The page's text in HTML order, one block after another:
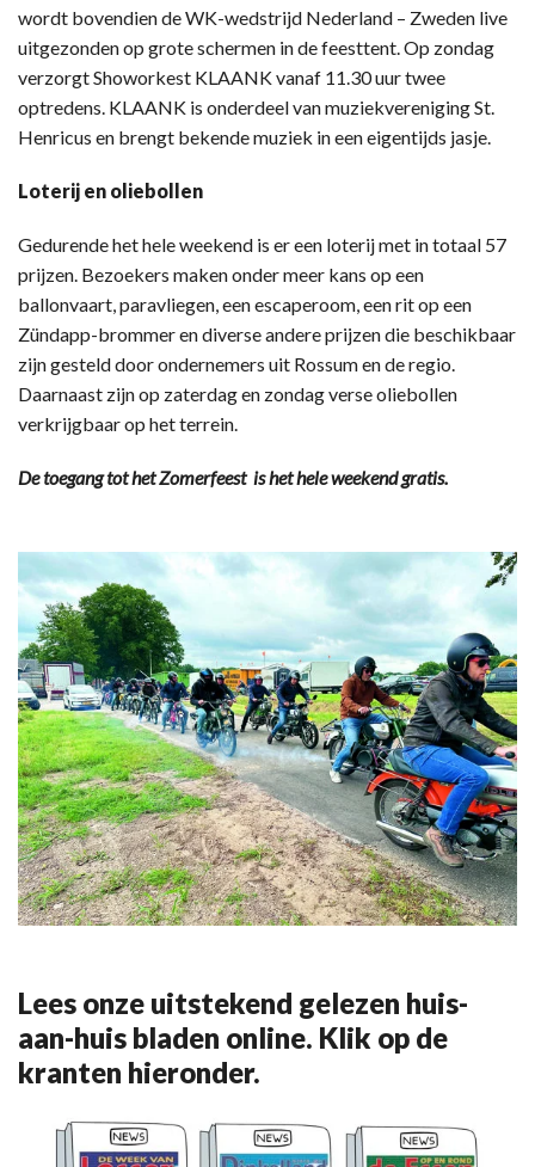
wordt bovendien de WK-wedstrijd Nederland – Zweden live
uitgezonden op grote schermen in de feesttent. Op zondag
verzorgt Showorkest KLAANK vanaf 11.30 uur twee
optredens. KLAANK is onderdeel van muziekvereniging St.
Henricus en brengt bekende muziek in een eigentijds jasje.
Loterij en oliebollen
Gedurende het hele weekend is er een loterij met in totaal 57
prijzen. Bezoekers maken onder meer kans op een
ballonvaart, paravliegen, een escaperoom, een rit op een
Zündapp-brommer en diverse andere prijzen die beschikbaar
zijn gesteld door ondernemers uit Rossum en de regio.
Daarnaast zijn op zaterdag en zondag verse oliebollen
verkrijgbaar op het terrein.
De toegang tot het Zomerfeest is het hele weekend gratis.
Lees onze uitstekend gelezen huis-
aan-huis bladen online. Klik op de
kranten hieronder.